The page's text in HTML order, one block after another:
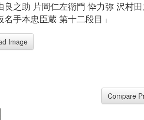
良之助 片岡仁左衛門 忰力弥 沢村田
名手本忠臣蔵 第十二段目」
Image
Compare